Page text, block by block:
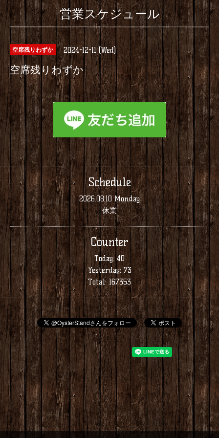
営業スケジュール
空席残りわずか 2024-12-11 (Wed)
空席残りわずか
Schedule
2026.08.10 Monday
休業
Counter
Today: 40
Yesterday:73
Total:167353